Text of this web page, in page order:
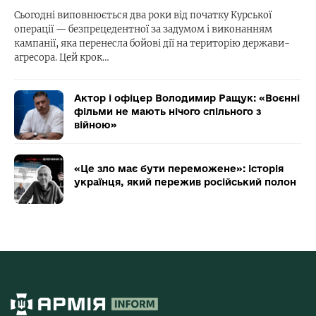
Сьогодні виповнюється два роки від початку Курської
операції — безпрецедентної за задумом і виконанням
кампанії, яка перенесла бойові дії на територію держави-
агресора. Цей крок…
Актор і офіцер Володимир Ращук: «Воєнні
фільми не мають нічого спільного з
війною»
«Це зло має бути переможене»: історія
українця, який пережив російський полон